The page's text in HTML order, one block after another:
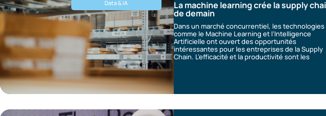
Data & IA La machine learning crée la supply
de demain
Dans un marché concurrentiel, les technologies
comme le Machine Learning et l’Intelligence
Artificielle ont ouvert des opportunités
intéressantes pour les entreprises de la Supply
Chain. L’efficacité et la productivité sont les